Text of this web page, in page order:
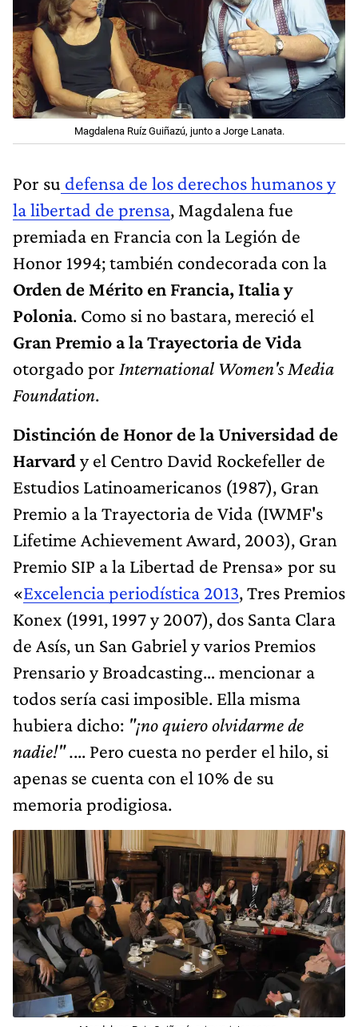
Magdalena Ruíz Guiñazú, junto a Jorge Lanata.
Por su defensa de los derechos humanos y
la libertad de prensa, Magdalena fue
premiada en Francia con la Legión de
Honor 1994; también condecorada con la
Orden de Mérito en Francia, Italia y
Polonia. Como si no bastara, mereció el
Gran Premio a la Trayectoria de Vida
otorgado por International Women's Media
Foundation.
Distinción de Honor de la Universidad de
Harvardy el Centro David Rockefeller de
Estudios Latinoamericanos (1987), Gran
Premio a la Trayectoria de Vida (IWMF's
Lifetime Achievement Award, 2003), Gran
Premio SIP a la Libertad de Prensa» por su
«Excelencia periodística 2013, Tres Premios
Konex (1991, 1997 y 2007), dos Santa Clara
de Asís, un San Gabriel y varios Premios
Prensario y Broadcasting… mencionar a
todos sería casi imposible. Ella misma
hubiera dicho: "¡no quiero olvidarme de
nadie!" .... Pero cuesta no perder el hilo, si
apenas se cuenta con el 10% de su
memoria prodigiosa.